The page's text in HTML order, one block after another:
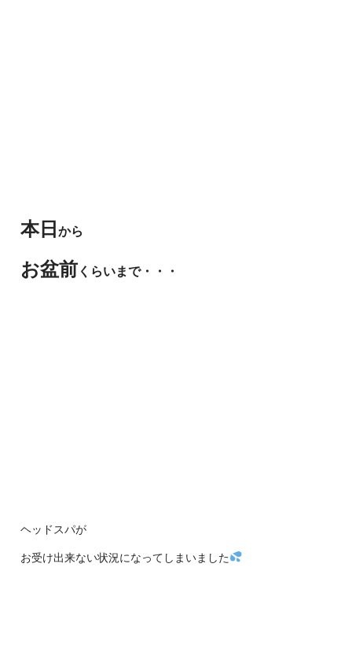
本日から
お盆前 くらいまで・・・
ヘッドスパが
お受け出来ない状況になってしまいました